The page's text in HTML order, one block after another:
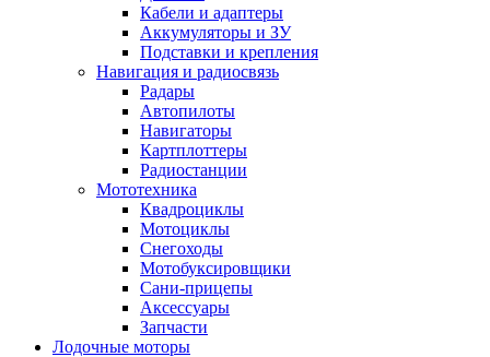
Кабели и адаптеры
Аккумуляторы и ЗУ
Подставки и крепления
Навигация и радиосвязь
Радары
Автопилоты
Навигаторы
Картплоттеры
Радиостанции
Мототехника
Квадроциклы
Мотоциклы
Снегоходы
Мотобуксировщики
Сани-прицепы
Аксессуары
Запчасти
Лодочные моторы